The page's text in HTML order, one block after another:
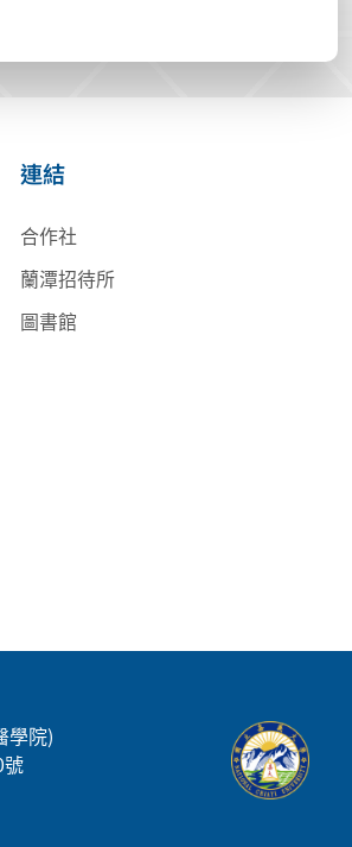
連結
合作社
蘭潭招待所
圖書館
學院)